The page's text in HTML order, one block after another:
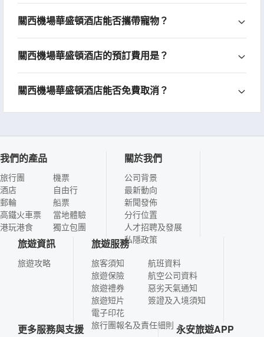
關西機場華盛頓酒店能否攜帶寵物？
關西機場華盛頓酒店的預訂費用是？
關西機場華盛頓酒店能否免費取消？
我們的產品
旅行團
酒店
郵輪
高鐵火車票
港玩港食
機票
自由行
船票
當地體驗
獨立包團
關於我們
公司背景
最新動向
新聞發佈
分行位置
人才招聘及發展
私隱政策
旅遊資訊
旅遊攻略
旅遊服務
旅客須知
旅遊保險
旅遊禮券
旅遊短片
電子印花
航班資料
航空公司資料
惡劣天氣通知
簽證及入境須知
旅行團報名及責任細則
更多服務與支援 永安旅遊APP